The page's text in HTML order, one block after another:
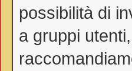
possibilità di
a gruppi